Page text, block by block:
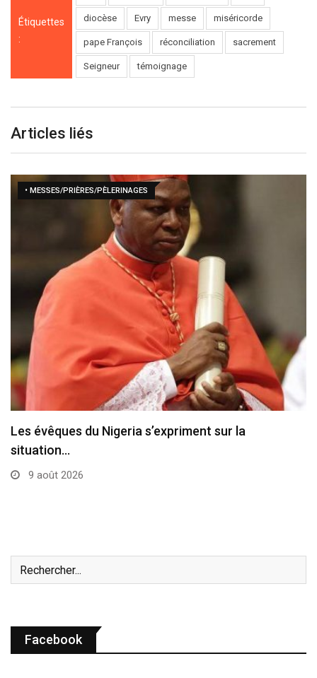
Étiquettes
:
diocèse Evry messe miséricorde
pape François réconciliation sacrement
Seigneur témoignage
Articles liés
• MESSES/PRIÈRES/PÈLERINAGES
Les évêques du Nigeria s’expriment sur la
situation…
9 août 2026
Facebook